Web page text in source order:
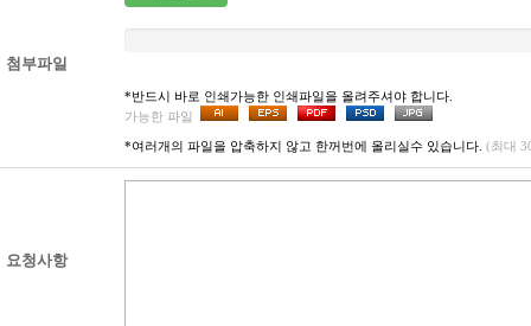
첨부파일
*반드시 바로 인쇄가능한 인쇄파일을 올려주셔야 합니다.
가능한 파일
*여러개의 파일을 압축하지 않고 한꺼번에 올리실수 있습니다. (최대
요청사항